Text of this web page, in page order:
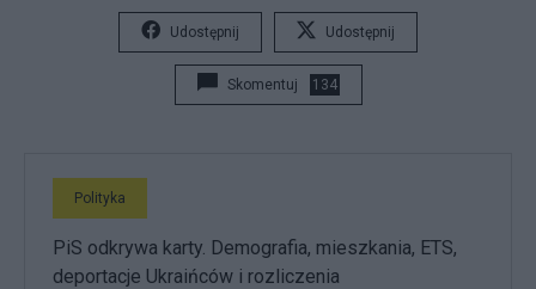
Udostępnij Udostępnij
Skomentuj 134
Polityka
PiS odkrywa karty. Demografia, mieszkania, ETS,
deportacje Ukraińców i rozliczenia